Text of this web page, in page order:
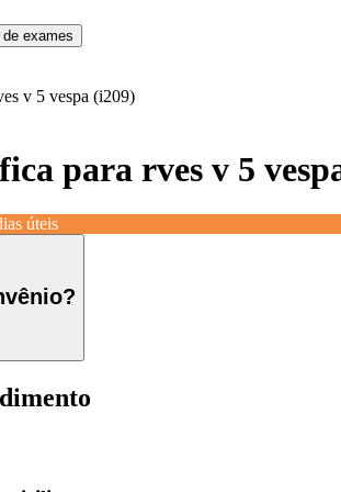
exames
v 5 vespa (i209)
para rves v 5
úteis